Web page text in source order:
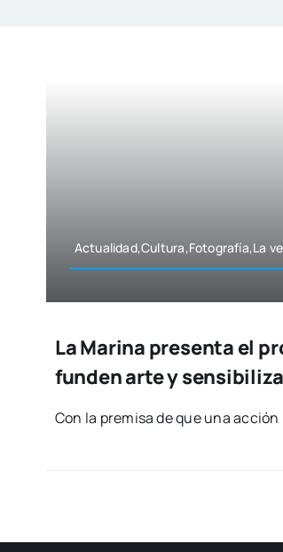
Actualidad,Cultura,Fotografía,La
La Marina presenta el
funden arte y
Con la pre­mi­sa de que una